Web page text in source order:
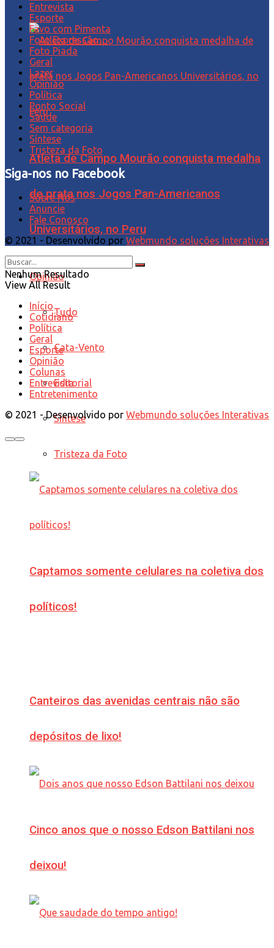
Atleta de Campo Mourão conquista medalha
de prata nos Jogos Pan-Americanos
Universitários, no Peru
Opinião
Tudo
Cata-Vento
Editorial
Síntese
Tristeza da Foto
Captamos somente celulares na coletiva dos
políticos!
Canteiros das avenidas centrais não são
depósitos de lixo!
Cinco anos que o nosso Edson Battilani nos
deixou!
Entrevista
Esporte
Favo com Pimenta
Foto Expressão…
Foto Piada
Geral
Lazer
Opinião
Política
Ponto Social
Saúde
Sem categoria
Síntese
Tristeza da Foto
Siga-nos no Facebook
Sobre Nós
Anuncie
Fale Conosco
© 2021 - Desenvolvido por Webmundo soluções Interativas
Nenhum Resultado
View All Result
Início
Cotidiano
Política
Geral
Esporte
Opinião
Colunas
Entrevista
Entretenimento
© 2021 - Desenvolvido por Webmundo soluções Interativas